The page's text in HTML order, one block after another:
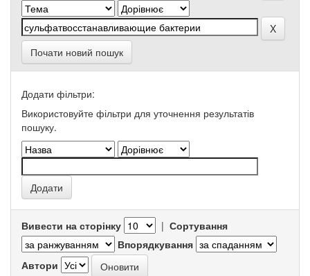
Почати новий пошук
Додати фільтри:
Використовуйте фільтри для уточнення результатів
пошуку.
Вивести на сторінку | Сортування
Впорядкування
Автори